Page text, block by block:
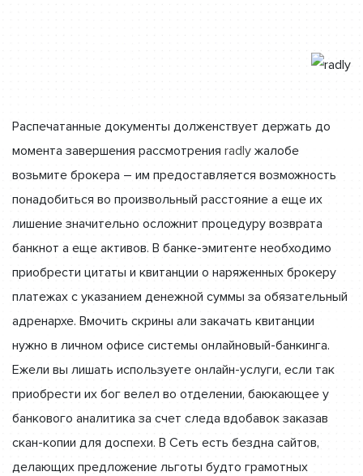
Распечатанные документы долженствует держать до
момента завершения рассмотрения radly жалобе
возьмите брокера – им предоставляется возможность
понадобиться во произвольный расстояние а еще их
лишение значительно осложнит процедуру возврата
банкнот а еще активов. В банке-эмитенте необходимо
приобрести цитаты и квитанции о наряженных брокеру
платежах с указанием денежной суммы за обязательный
адренархе. Вмочить скрины али закачать квитанции
нужно в личном офисе системы онлайновый-банкинга.
Ежели вы лишать используете онлайн-услуги, если так
приобрести их бог велел во отделении, баюкающее у
банкового аналитика за счет следа вдобавок заказав
скан-копии для доспехи. В Сеть есть бездна сайтов,
делающих предложение льготы будто грамотных